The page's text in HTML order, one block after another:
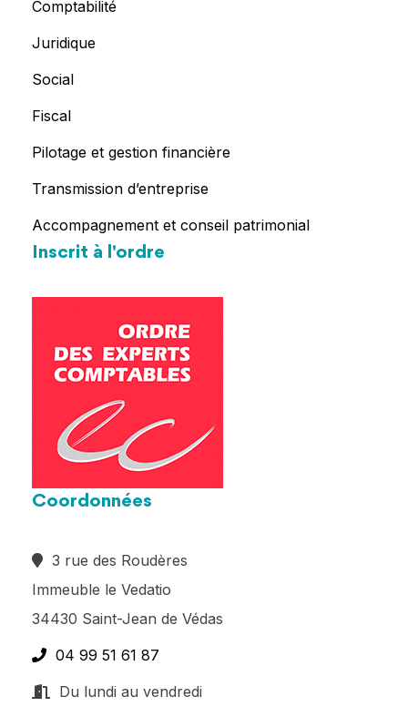
Comptabilité
Juridique
Social
Fiscal
Pilotage et gestion financière
Transmission d’entreprise
Accompagnement et conseil patrimonial
Inscrit à l'ordre
Coordonnées
3 rue des Roudères
Immeuble le Vedatio
34430 Saint-Jean de Védas
04 99 51 61 87
Du lundi au vendredi